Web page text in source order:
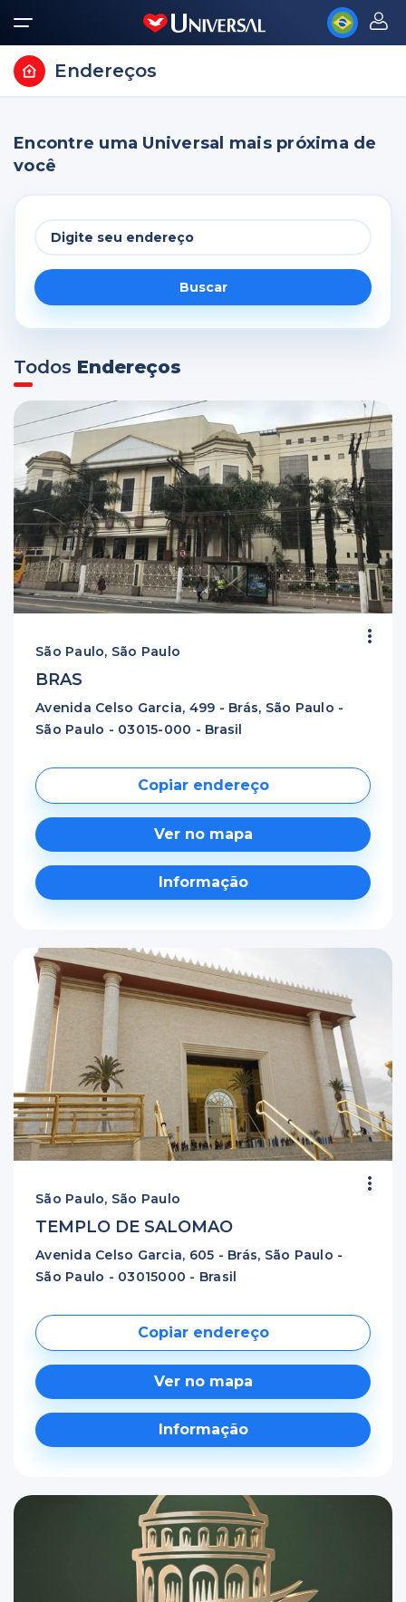
Endereços
Encontre uma Universal mais próxima de
você
Buscar
Todos Endereços
São Paulo, São Paulo
BRAS
Avenida Celso Garcia, 499 - Brás, São Paulo -
São Paulo - 03015-000 - Brasil
Copiar endereço
Ver no mapa
Informação
São Paulo, São Paulo
TEMPLO DE SALOMAO
Avenida Celso Garcia, 605 - Brás, São Paulo -
São Paulo - 03015000 - Brasil
Copiar endereço
Ver no mapa
Informação